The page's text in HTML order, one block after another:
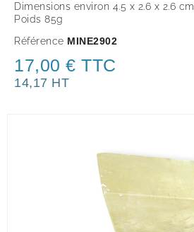
Dimensions environ 4.5 x 2.6 x 2.6 cm
Poids 85g
Référence MINE2902
17,00 € TTC
14,17 HT